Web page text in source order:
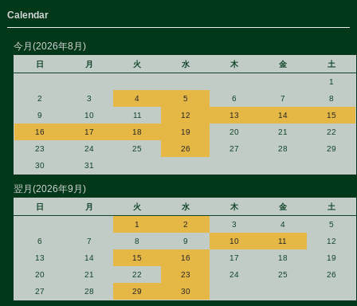
Calendar
今月(2026年8月)
日 月 火 水 木 金
土
1
2
3 4 5 6 7
8
9
10 11 12 13 14
15
16
17 18 19 20 21
22
23
24 25 26 27 28
29
30
31
翌月(2026年9月)
日 月 火 水 木 金
土
1
2 3 4
5
6
7 8 9 10 11
12
13
14 15 16 17 18
19
20
21 22 23 24 25
26
27
28 29 30